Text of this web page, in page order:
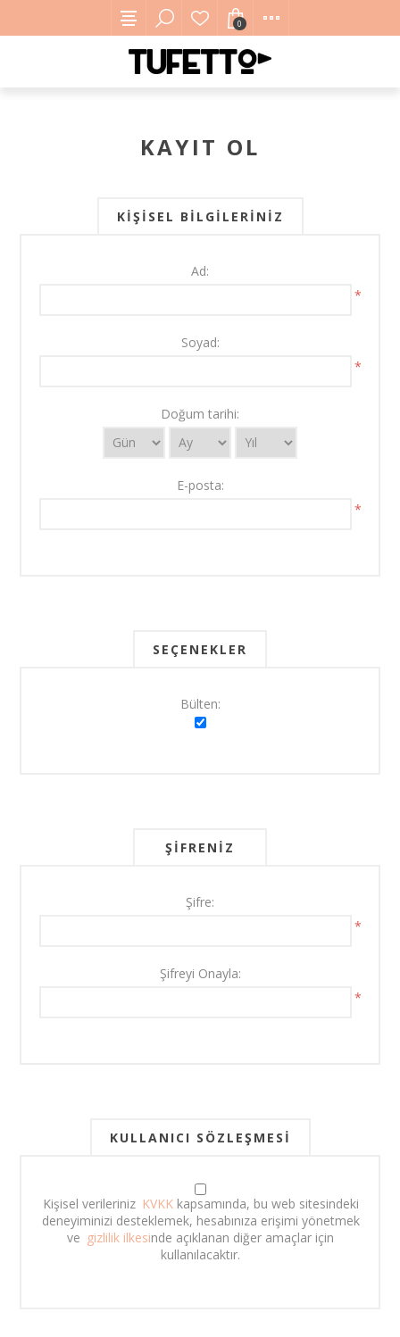
0
KAYIT OL
KIŞISEL BILGILERINIZ
Ad:
*
Soyad:
*
Doğum tarihi:
E-posta:
*
SEÇENEKLER
Bülten:
ŞIFRENIZ
Şifre:
*
Şifreyi Onayla:
*
KULLANICI SÖZLEŞMESI
Kişisel verileriniz KVKK kapsamında, bu web sitesindeki
deneyiminizi desteklemek, hesabınıza erişimi yönetmek
ve gizlilik ilkesinde açıklanan diğer amaçlar için
kullanılacaktır.